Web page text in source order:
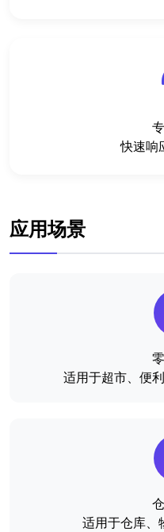
快速响
应用场景
适用于超市、便
适用于仓库、